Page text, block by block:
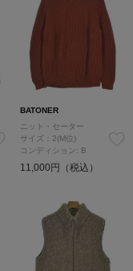
BATONER
ニット・セーター
サイズ：2(M位)
コンディション: B
11,000円（税込）